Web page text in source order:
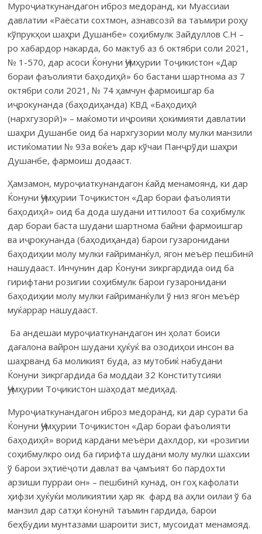
Муроҷиаткунандагон иброз медоранд, ки Муассиаи
давлатии «Раёсати сохтмон, азнавсозӣ ва таъмири роҳу
кўпрукҳои шаҳри Душанбе» соҳибмулк Зайдуллов С.Н –
ро хабардор накарда, бо мактуб аз 6 октябри соли 2021,
№ 1-570, дар асоси Ќонуни Ҷумҳурии Тоҷикистон «Дар
бораи фаъолияти баҳодиҳӣ» бо бастани шартнома аз 7
октябри соли 2021, № 74 ҳамчун фармоишгар ба
иҷрокунанда (баҳодиҳанда) КВД «Баҳодиҳӣ
(нархгузорӣ)» – маќомоти иҷроияи ҳокимияти давлатии
шаҳри Душанбе оид ба нархгузории молу мулки манзили
истиќоматии № 93а воќеъ дар кўчаи Панҷрўди шаҳри
Душанбе, фармоиш додааст.
Ҳамзамон, муроҷиаткунандагон ќайд менамоянд, ки дар
Ќонуни Ҷумҳурии Тоҷикистон «Дар бораи фаъолияти
баҳодиҳӣ» оид ба дода шудани иттилоот ба соҳибмулк
дар бораи баста шудани шартнома байни фармоишгар
ва иҷрокунанда (баҳодиҳанда) барои гузаронидани
баҳодиҳии молу мулки ғайриманќул, ягон меъёр пешбинӣ
нашудааст. Инчунин дар Ќонуни зикргардида оид ба
гирифтани розигии соҳибмулк барои гузаронидани
баҳодиҳии молу мулки ғайриманќули ў низ ягон меъёр
муќаррар нашудааст.
Ба андешаи муроҷиаткунандагон ин ҳолат боиси
дағалона вайрон шудани ҳуќуќ ва озодиҳои инсон ва
шаҳрванд ба моликият буда, аз мутобиќ набудани
Ќонуни зикргардида ба моддаи 32 Конститутсияи
Ҷумҳурии Тоҷикистон шаҳодат медиҳад.
Муроҷиаткунандагон иброз медоранд, ки дар сурати ба
Ќонуни Ҷумҳурии Тоҷикистон «Дар бораи фаъолияти
баҳодиҳӣ» ворид кардани меъёри дахлдор, ки «розигии
соҳибмулкро оид ба гирифта шудани молу мулки шахсии
ў барои эҳтиёҷоти давлат ва ҷамъият бо пардохти
арзиши пурраи он» – пешбинӣ кунад, он гоҳ кафолати
ҳифзи ҳуќуќи моликиятии ҳар як фард ва аҳли оилаи ў ба
манзил дар сатҳи ќонунӣ таъмин гардида, барои
беҳбудии мунтазами шароити зист, мусоидат менамояд.